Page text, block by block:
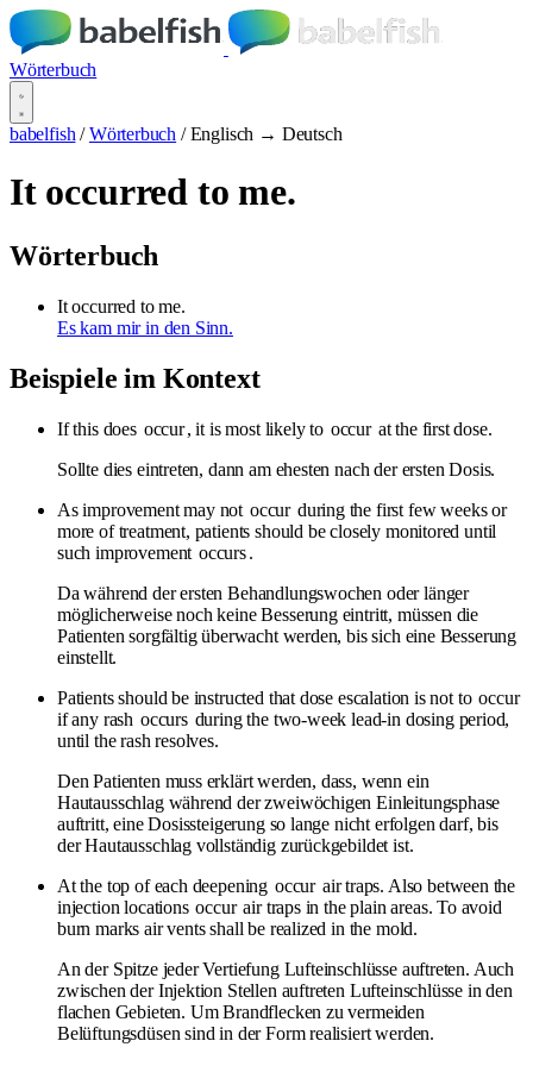
Wörterbuch
babelfish / Wörterbuch / Englisch → Deutsch
It occurred to me.
Wörterbuch
It occurred to me.
Es kam mir in den Sinn.
Beispiele im Kontext
If this does occur, it is most likely to occur at the first dose.
Sollte dies eintreten, dann am ehesten nach der ersten Dosis.
As improvement may not occur during the first few weeks or
more of treatment, patients should be closely monitored until
such improvement occurs.
Da während der ersten Behandlungswochen oder länger
möglicherweise noch keine Besserung eintritt, müssen die
Patienten sorgfältig überwacht werden, bis sich eine Besserung
einstellt.
Patients should be instructed that dose escalation is not to occur
if any rash occurs during the two-week lead-in dosing period,
until the rash resolves.
Den Patienten muss erklärt werden, dass, wenn ein
Hautausschlag während der zweiwöchigen Einleitungsphase
auftritt, eine Dosissteigerung so lange nicht erfolgen darf, bis
der Hautausschlag vollständig zurückgebildet ist.
At the top of each deepening occur air traps. Also between the
injection locations occur air traps in the plain areas. To avoid
burn marks air vents shall be realized in the mold.
An der Spitze jeder Vertiefung Lufteinschlüsse auftreten. Auch
zwischen der Injektion Stellen auftreten Lufteinschlüsse in den
flachen Gebieten. Um Brandflecken zu vermeiden
Belüftungsdüsen sind in der Form realisiert werden.